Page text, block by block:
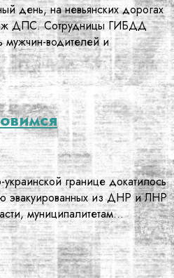
день, на невьянских дорогах
ДПС. Сотрудницы ГИБДД
мужчин-водителей и
границе докатилось
эвакуированных из ДНР и ЛНР
муниципалитетам…